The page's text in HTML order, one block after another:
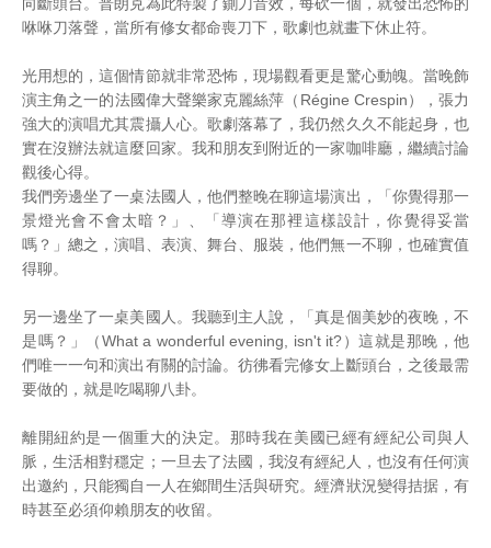
向斷頭台。普朗克為此特製了鍘刀音效，每砍一個，就發出恐怖的
咻咻刀落聲，當所有修女都命喪刀下，歌劇也就畫下休止符。
光用想的，這個情節就非常恐怖，現場觀看更是驚心動魄。當晚飾
演主角之一的法國偉大聲樂家克麗絲萍（Régine Crespin），張力
強大的演唱尤其震攝人心。歌劇落幕了，我仍然久久不能起身，也
實在沒辦法就這麼回家。我和朋友到附近的一家咖啡廳，繼續討論
觀後心得。
我們旁邊坐了一桌法國人，他們整晚在聊這場演出，「你覺得那一
景燈光會不會太暗？」、「導演在那裡這樣設計，你覺得妥當
嗎？」總之，演唱、表演、舞台、服裝，他們無一不聊，也確實值
得聊。
另一邊坐了一桌美國人。我聽到主人說，「真是個美妙的夜晚，不
是嗎？」（What a wonderful evening, isn't it?）這就是那晚，他
們唯一一句和演出有關的討論。彷彿看完修女上斷頭台，之後最需
要做的，就是吃喝聊八卦。
離開紐約是一個重大的決定。那時我在美國已經有經紀公司與人
脈，生活相對穩定；一旦去了法國，我沒有經紀人，也沒有任何演
出邀約，只能獨自一人在鄉間生活與研究。經濟狀況變得拮据，有
時甚至必須仰賴朋友的收留。